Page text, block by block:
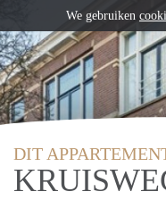
DIT
We gebruiken